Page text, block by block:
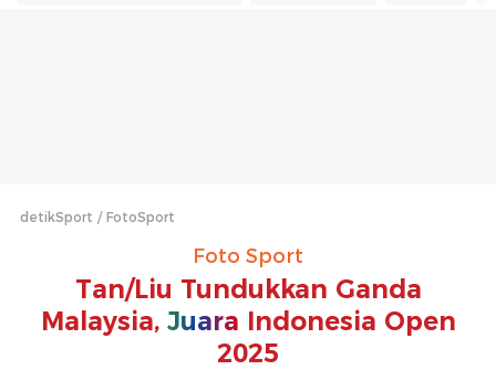
detikSport FotoSport
Foto Sport
Tan/Liu Tundukkan Ganda
Malaysia, Juara Indonesia Open
2025